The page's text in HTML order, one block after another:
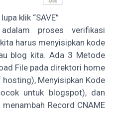
klik “SAVE”
proses verifikasi
harus menyisipkan kode
blog kita. Ada 3 Metode
File pada direktori home
Menyisipkan Kode
untuk blogspot), dan
Record CNAME